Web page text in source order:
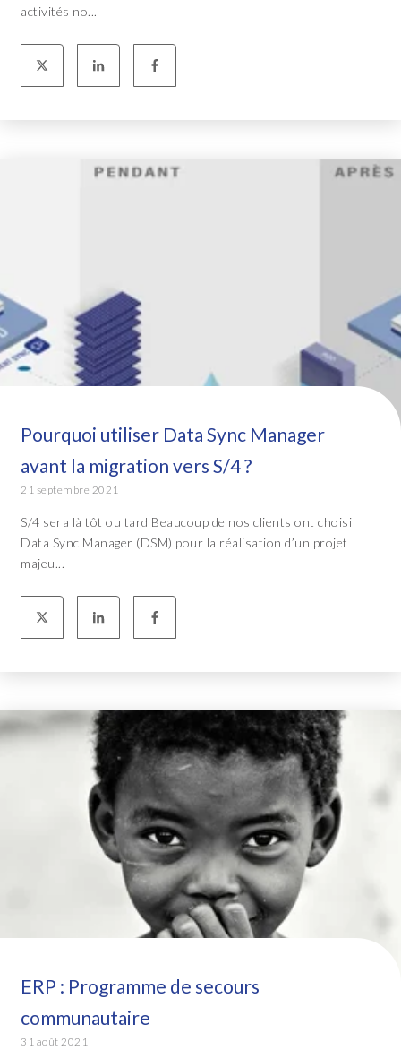
activités no...
Pourquoi utiliser Data Sync Manager
avant la migration vers S/4 ?
21 septembre 2021
S/4 sera là tôt ou tard Beaucoup de nos clients ont choisi
Data Sync Manager (DSM) pour la réalisation d’un projet
majeu...
ERP : Programme de secours
communautaire
31 août 2021